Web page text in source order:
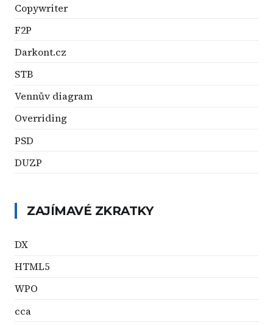
Copywriter
F2P
Darkont.cz
STB
Vennův diagram
Overriding
PSD
DUZP
ZAJÍMAVÉ ZKRATKY
DX
HTML5
WPO
cca